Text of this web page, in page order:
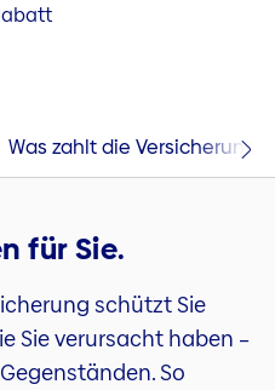
Was zahlt die Versicherung?
für Sie.
schützt Sie
Sie verursacht haben –
So